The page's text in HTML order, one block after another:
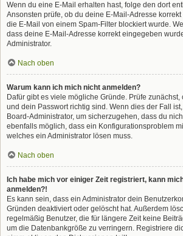
Wenn du eine E-Mail erhalten hast, folge den dort
Ansonsten prüfe, ob du deine E-Mail-Adresse
die E-Mail von einem Spam-Filter blockiert wurde.
dass deine E-Mail-Adresse korrekt eingegeben
Administrator.
Nach oben
Warum kann ich mich nicht anmelden?
Dafür gibt es viele mögliche Gründe. Prüfe
und dein Passwort richtig sind. Wenn dies der Fall
Board-Administrator, um sicherzugehen, dass du
ebenfalls möglich, dass ein Konfigurationsproblem
welches ein Administrator lösen muss.
Nach oben
Ich habe mich vor einiger Zeit registriert, kann
anmelden?!
Es kann sein, dass ein Administrator dein
Gründen deaktiviert oder gelöscht hat. Außerdem
regelmäßig Benutzer, die für längere Zeit keine
um die Datenbankgröße zu verringern. Registriere